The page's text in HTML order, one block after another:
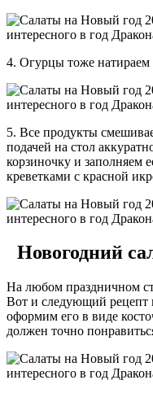
4. Огурцы тоже натираем
5. Все продукты
подачей на стол
корзиночку и заполняем
креветками с красной
Новогодний
На любом праздничном
Вот и следующий рецепт
оформим его в виде
должен точно